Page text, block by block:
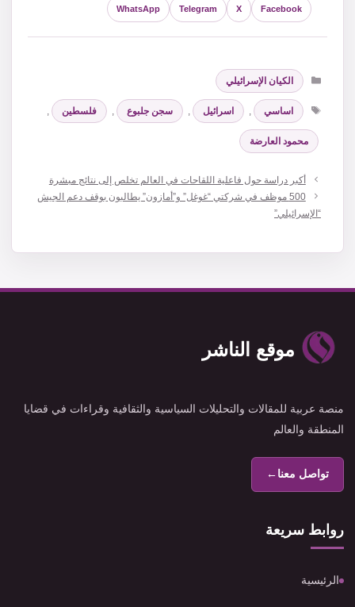
Facebook
X
Telegram
WhatsApp
التصنيفات
الكيان الإسرائيلي
الوسوم
اساسي اسرائيل سجن جلبوع فلسطين
محمود العارضة
أكبر دراسة حول فاعلية اللقاحات في العالم تخلص إلى نتائج مبشرة
500 موظف في شركتي “غوغل” و”أمازون” يطالبون بوقف دعم الجيش
“الإسرائيلي”
موقع الناشر
منصة عربية للمقالات والتحليلات السياسية والثقافية وقراءات في قضايا
المنطقة والعالم
تواصل معنا←
روابط سريعة
الرئيسية